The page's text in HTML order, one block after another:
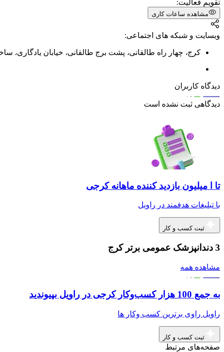
تقویم فعالیت:
مشاهده ساعات کاری
وبسایت و شبکه های اجتماعی:
کرج، چهار راه طالقانی، پشت برج طالقانی، خیابان یادگاری،
دیدگاه کاربران
دیدگاهی ثبت نشده است
تا ا میلیون بازدید کننده ماهانه کرجی
با تبلیغات هدفمند در راویل
ثبت کسب و کار
3 دندانپزشک عمومی برتر کرج
مشاهده همه
به جمع 100 هزار کسب‌وکار کرجی در راویل بپیوندید
راویل راوی برترین کسب وکار ها
ثبت کسب و کار
صفحه‌های مرتبط